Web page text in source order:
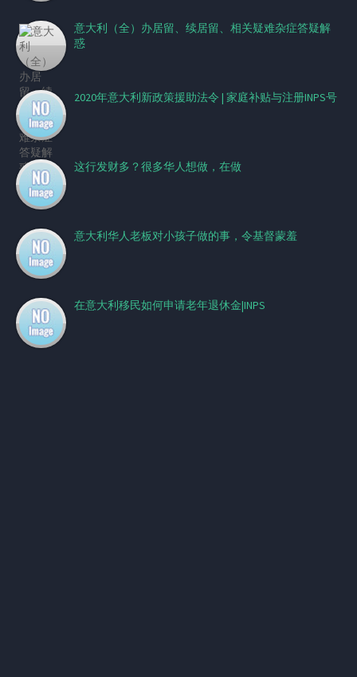
意大利（全）办居留、续居留、相关疑难杂症答疑解
惑
2020年意大利新政策援助法令 | 家庭补贴与注册INPS号
这行发财多？很多华人想做，在做
意大利华人老板对小孩子做的事，令基督蒙羞
在意大利移民如何申请老年退休金|INPS